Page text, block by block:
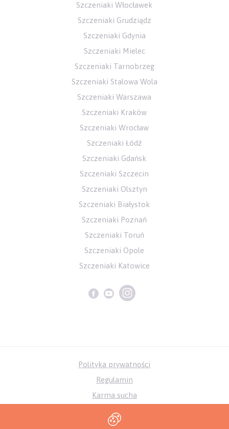
Szczeniaki Włocławek
Szczeniaki Grudziądz
Szczeniaki Gdynia
Szczeniaki Mielec
Szczeniaki Tarnobrzeg
Szczeniaki Stalowa Wola
Szczeniaki Warszawa
Szczeniaki Kraków
Szczeniaki Wrocław
Szczeniaki Łódź
Szczeniaki Gdańsk
Szczeniaki Szczecin
Szczeniaki Olsztyn
Szczeniaki Białystok
Szczeniaki Poznań
Szczeniaki Toruń
Szczeniaki Opole
Szczeniaki Katowice
Polityka prywatności
Regulamin
Karma sucha
Karma sucha dla małych ras